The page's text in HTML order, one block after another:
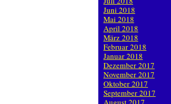
Juni 2018
Mai 2018
April 2018
März 2018
Februar 2018
Januar 2018
Dezember 2017
November 2017
Oktober 2017
September 2017
August 2017